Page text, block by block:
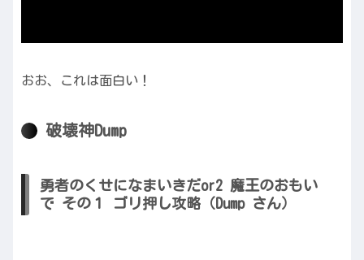
おお、これは面白い！
破壊神Dump
勇者のくせになまいきだor2 魔王のおもい
で その１ ゴリ押し攻略（Dump さん）